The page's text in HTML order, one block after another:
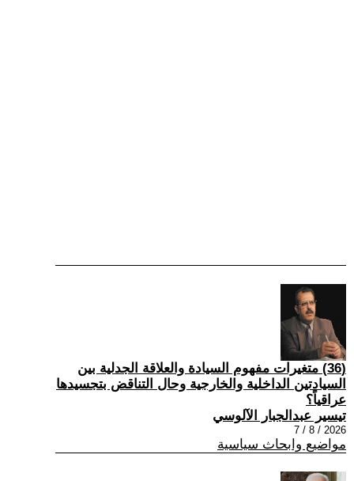
(36) متغيرات مفهوم السيادة والعلاقة الجدلية بين
السيادتين الداخلية والخارجية وحال التناقض بتجسيدها
عراقياً؟
تيسير عبدالجبار الآلوسي
2026 / 8 / 7
مواضيع وابحاث سياسية